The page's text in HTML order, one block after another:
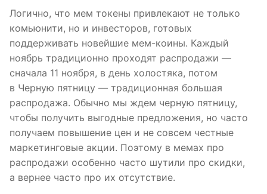
Логично, что мем токены привлекают не только
комьюнити, но и инвесторов, готовых
поддерживать новейшие мем-коины. Каждый
ноябрь традиционно проходят распродажи —
сначала 11 ноября, в день холостяка, потом
в Черную пятницу — традиционная большая
распродажа. Обычно мы ждем черную пятницу,
чтобы получить выгодные предложения, но часто
получаем повышение цен и не совсем честные
маркетинговые акции. Поэтому в мемах про
распродажи особенно часто шутили про скидки,
а вернее часто про их отсутствие.